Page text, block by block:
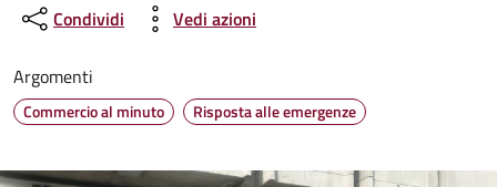
Condividi
Vedi azioni
Argomenti
Commercio al minuto Risposta alle emergenze